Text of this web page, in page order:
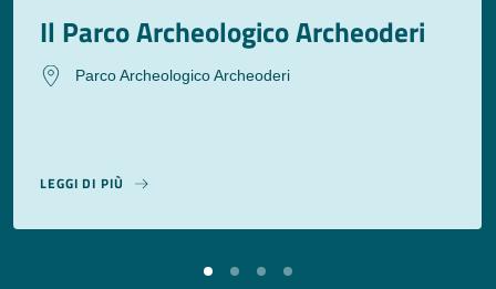
Il Parco Archeologico Archeoderi
Parco Archeologico Archeoderi
LEGGI DI PIÙ